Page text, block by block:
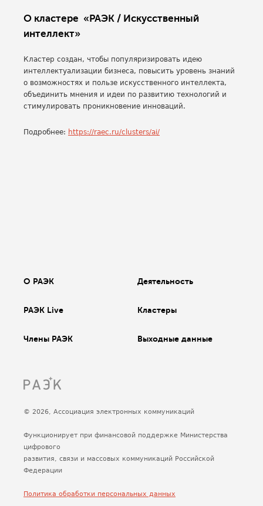
О кластере «РАЭК / Искусственный
интеллект»
Кластер создан, чтобы популяризировать идею
интеллектуализации бизнеса, повысить уровень знаний
о возможностях и пользе искусственного интеллекта,
объединить мнения и идеи по развитию технологий и
стимулировать проникновение инноваций.
Подробнее: https://raec.ru/clusters/ai/
О РАЭК Деятельность
РАЭК Live Кластеры
Члены РАЭК Выходные данные
© 2026, Ассоциация электронных коммуникаций
Функционирует при финансовой поддержке Министерства
цифрового
развития, связи и массовых коммуникаций Российской
Федерации
Политика обработки персональных данных